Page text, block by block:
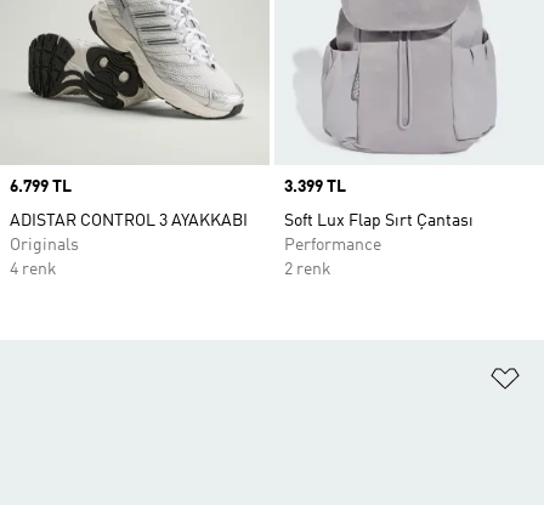
Price
6.799 TL
ADISTAR CONTROL 3 AYAKKABI
Originals
4 renk
Price
3.399 TL
Soft Lux Flap Sırt Çantası
Performance
2 renk